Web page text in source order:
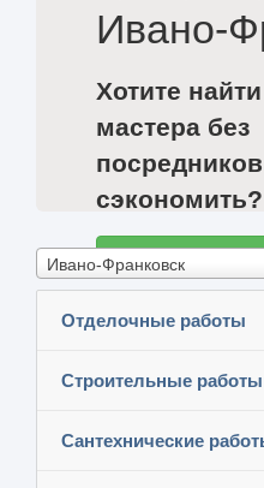
Ивано-
Хотите
мастера без
сэкономить?
Разместите
Ивано-Франковск
Отделочные работы
Строительные работы
Сантехнические